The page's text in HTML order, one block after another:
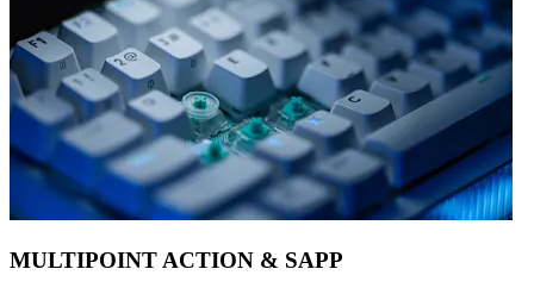
MULTIPOINT ACTION & SAPP